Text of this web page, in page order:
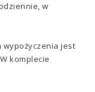
w
wypożyczenia jest
komplecie